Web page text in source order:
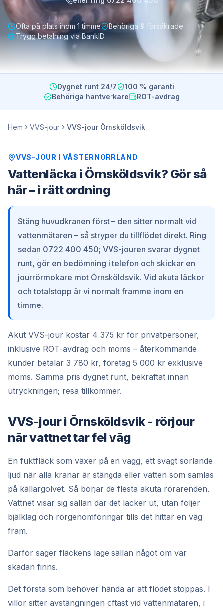
Ofta på plats inom 1 timme
Behöriga & försäkrade
Trygg betalning via BankID
Dygnet runt 24/7
100 % garanti
Behöriga hantverkare
ROT-avdrag
Hem VVS-jour VVS-jour Örnsköldsvik
VVS-JOUR I VÄSTERNORRLAND
Vattenläcka i Örnsköldsvik? Gör så
här – i rätt ordning
Stäng huvudkranen först – den sitter normalt vid
vattenmätaren – så stryper du tillflödet direkt. Ring
sedan 0722 400 450; VVS-jouren svarar dygnet
runt, gör en bedömning i telefon och skickar en
jourrörmokare mot Örnsköldsvik. Vid akuta läckor
och totalstopp är vi normalt framme inom en
timme.
Akut VVS-jour kostar 4 375 kr för privatpersoner,
inklusive ROT-avdrag och moms – återkommande
kunder betalar 3 780 kr, företag 5 000 kr exklusive
moms. Samma pris dygnet runt, bekräftat innan
utryckningen; resa tillkommer.
VVS-jour i Örnsköldsvik - rörjour
när vattnet tar fel väg
En fuktfläck som växer på en vägg, ett svagt sorlande
ljud när alla kranar är stängda eller vatten som samlas
på källargolvet. Så börjar de flesta akuta rörärenden.
Vattnet visar sig sällan där det läcker ut, utan följer
bjälklag och rörgenomföringar tills det hittar en väg
fram.
Därför säger fläckens läge sällan något om var
skadan finns.
Det första som behöver hända är att flödet stoppas. I
villor sitter avstängningen oftast vid vattenmätaren, i